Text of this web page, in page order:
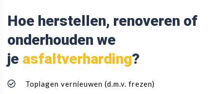
Hoe herstellen, renoveren of
onderhouden we
je asfaltverharding?
Toplagen vernieuwen (d.m.v. frezen)